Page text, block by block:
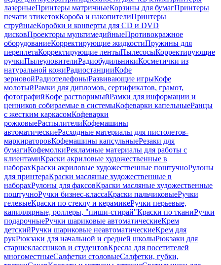
лазерныеПринтеры матричныеКорзины для бумагПринтеры
печати этикетокКороба и накопителиПринтеры
струйныеКоробки и конверты для CD и DVD
дисковПроекторы мультимедийныеПротивокражное
оборудованиеКорректирующие жидкостиПружины для
переплетаКорректирующие лентыПылесосыКорректирующие
ручкиПылеуловителиРадиобудильникиКосметички из
натуральной кожиРадиостанцииКофе
зерновойРадиотелефоныРазвивающие игрыКофе
молотыйРамки для дипломов, сертификатов, грамот,
фотографийКофе растворимыйРамки для информации и
ценников собираемые в системыКофеварки капельныеРанцы
с жестким каркасомКофеварки
рожковыеРаспылителиКофемашины
автоматическиеРасходные материалы для пистолетов-
маркираторовКофемашины капсульныеРезаки для
бумагиКофемолкиРекламные материалы для работы с
клиентамиКраски акриловые художественные в
наборахКраски акриловые художественные поштучноРулоны
для принтераКраски масляные художественные в
наборахРулоны для факсовКраски масляные художественные
поштучноРучки бизнес-классаКраски пальчиковыеРучки
гелевыеКраски по стеклу и керамикеРучки перьевые,
капиллярные, роллеры, "пиши-стирай"Краски по тканиРучки
подарочныеРучки шариковые автоматическиеКрем
детскийРучки шариковые неавтоматическиеКрем для
рукРюкзаки для начальной и средней школыРюкзаки для
старшеклассников и студентовКресла для посетителей
многоместныеСалфетки столовыеСалфетки, губки,